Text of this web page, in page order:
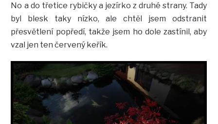
No a do třetice rybičky a jezírko z druhé strany. Tady
byl blesk taky nízko, ale chtěl jsem odstranit
přesvětlení popředí, takže jsem ho dole zastínil, aby
vzal jen ten červený keřík.